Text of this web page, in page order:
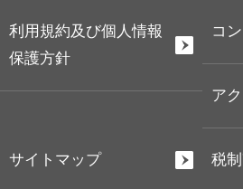
利用規約及び個人情報
保護方針
コ
ア
サイトマップ 税